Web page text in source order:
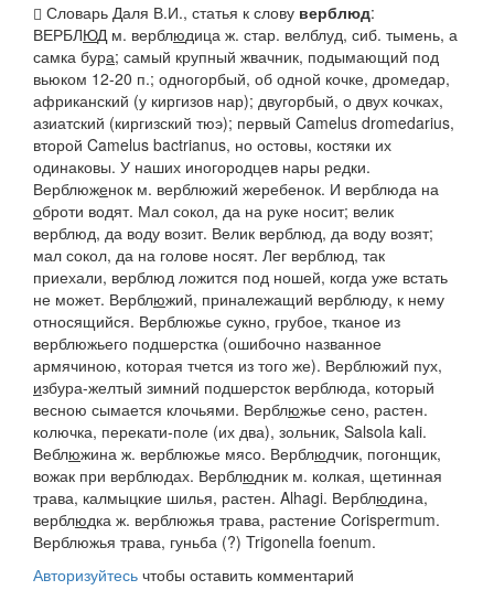
Словарь Даля В.И., статья к слову верблюд:
ВЕРБЛЮДм. верблюдица ж. стар. велблуд, сиб. тымень, а
самка бура; самый крупный жвачник, подымающий под
вьюком 12-20 п.; одногорбый, об одной кочке, дромедар,
африканский (у киргизов нар); двугорбый, о двух кочках,
азиатский (киргизский тюэ); первый Camelus dromedarius,
второй Camelus bactrianus, но остовы, костяки их
одинаковы. У наших иногородцев нары редки.
Верблюженок м. верблюжий жеребенок. И верблюда на
оброти водят. Мал сокол, да на руке носит; велик
верблюд, да воду возит. Велик верблюд, да воду возят;
мал сокол, да на голове носят. Лег верблюд, так
приехали, верблюд ложится под ношей, когда уже встать
не может. Верблюжий, приналежащий верблюду, к нему
относящийся. Верблюжье сукно, грубое, тканое из
верблюжьего подшерстка (ошибочно названное
армячиною, которая тчется из того же). Верблюжий пух,
избура-желтый зимний подшерсток верблюда, который
весною сымается клочьями. Верблюжье сено, растен.
колючка, перекати-поле (их два), зольник, Salsola kali.
Веблюжина ж. верблюжье мясо. Верблюдчик, погонщик,
вожак при верблюдах. Верблюдник м. колкая, щетинная
трава, калмыцкие шилья, растен. Alhagi. Верблюдина,
верблюдка ж. верблюжья трава, растение Corispermum.
Верблюжья трава, гуньба (?) Trigonella foenum.
Авторизуйтесь чтобы оставить комментарий